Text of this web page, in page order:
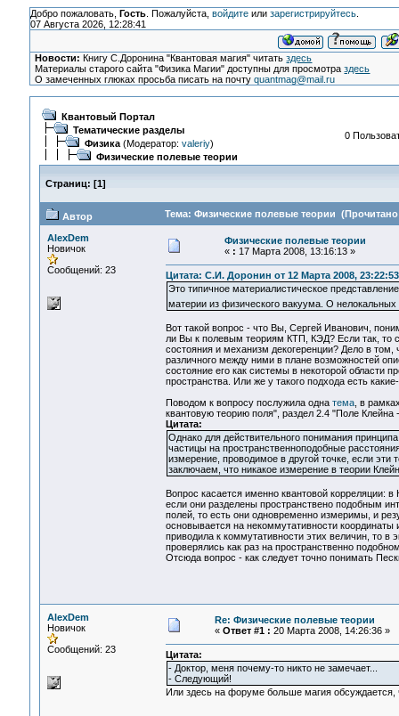
Добро пожаловать, Гость. Пожалуйста, войдитеили зарегистрируйтесь.
07 Августа 2026, 12:28:41
Новости: Книгу С.Доронина "Квантовая магия" читатьздесь
Материалы старого сайта "Физика Магии" доступны для просмотраздесь
О замеченных глюках просьба писать на почтуquantmag@mail.ru
Квантовый Портал
Тематические разделы
Физика(Модератор: valeriy)
Физические полевые теории
0
Страниц: [1]
Автор Тема: Физические полевые теории (Прочитано
AlexDem
Новичок
Сообщений: 23
Физические полевые теории
« : 17 Марта 2008, 13:16:13 »
Цитата: С.И. Доронин от 12 Марта 2008, 23:22:53
Это типичное материалистическое
материи из физического вакуума. О
Вот такой вопрос - что Вы, Сергей Иванович,
ли Вы к полевым теориям КТП, КЭД? Если так, то
состояния и механизм декогеренции? Дело в
различного между ними в плане возможностей
состояние его как системы в некоторой области
пространства. Или же у такого подхода есть
Поводом к вопросу послужила одна тема, в
квантовую теорию поля", раздел 2.4 "Поле
Цитата:
Однако для действительного понимания
частицы на пространственноподобные
измерение, проводимое в другой точке, если
заключаем, что никакое измерение в теории
Вопрос касается именно квантовой
если они разделены пространствено подобным
полей, то есть они одновременно измеримы, и
основывается на некоммутативности
приводила к коммутативности этих величин, то в
проверялись как раз на пространственно
Отсюда вопрос - как следует точно понимать
AlexDem
Новичок
Сообщений: 23
Re: Физические полевые теории
« Ответ #1 : 20 Марта 2008, 14:26:36 »
Цитата:
- Доктор, меня почему-то никто не замечает...
- Следующий!
Или здесь на форуме больше магия обсуждается,